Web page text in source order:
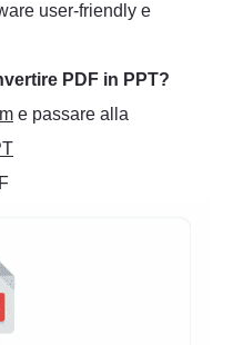
user-friendly e
PDF in PPT?
e passare alla